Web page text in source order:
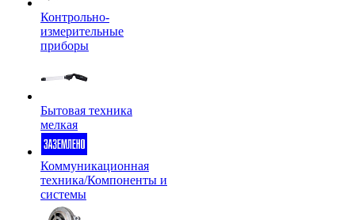
Контрольно-
измерительные
приборы
Бытовая техника
мелкая
Коммуникационная
техника/Компоненты и
системы